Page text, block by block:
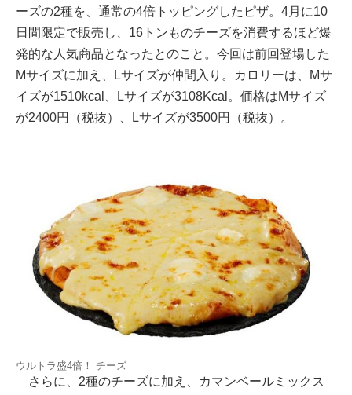
ーズの2種を、通常の4倍トッピングしたピザ。4月に10
日間限定で販売し、16トンものチーズを消費するほど爆
発的な人気商品となったとのこと。今回は前回登場した
Mサイズに加え、Lサイズが仲間入り。カロリーは、Mサ
イズが1510kcal、Lサイズが3108Kcal。価格はMサイズ
が2400円（税抜）、Lサイズが3500円（税抜）。
ウルトラ盛4倍！ チーズ
さらに、2種のチーズに加え、カマンベールミックス